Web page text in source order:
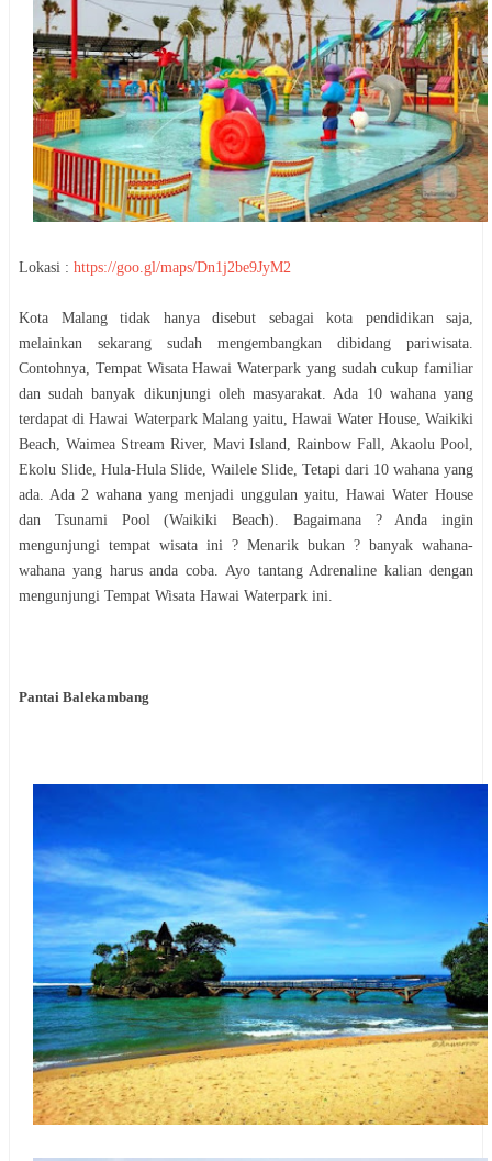
Lokasi : https://goo.gl/maps/Dn1j2be9JyM2
Kota Malang tidak hanya disebut sebagai kota pendidikan saja,
melainkan sekarang sudah mengembangkan dibidang pariwisata.
Contohnya, Tempat Wisata Hawai Waterpark yang sudah cukup familiar
dan sudah banyak dikunjungi oleh masyarakat. Ada 10 wahana yang
terdapat di Hawai Waterpark Malang yaitu, Hawai Water House, Waikiki
Beach, Waimea Stream River, Mavi Island, Rainbow Fall, Akaolu Pool,
Ekolu Slide, Hula-Hula Slide, Wailele Slide, Tetapi dari 10 wahana yang
ada. Ada 2 wahana yang menjadi unggulan yaitu, Hawai Water House
dan Tsunami Pool (Waikiki Beach). Bagaimana ? Anda ingin
mengunjungi tempat wisata ini ? Menarik bukan ? banyak wahana-
wahana yang harus anda coba. Ayo tantang Adrenaline kalian dengan
mengunjungi Tempat Wisata Hawai Waterpark ini.
Pantai Balekambang